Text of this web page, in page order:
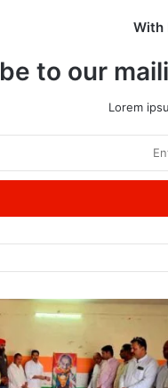
With
to our
Lorem